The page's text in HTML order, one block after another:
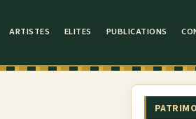
ARTISTES ELITES PUBLICATIONS